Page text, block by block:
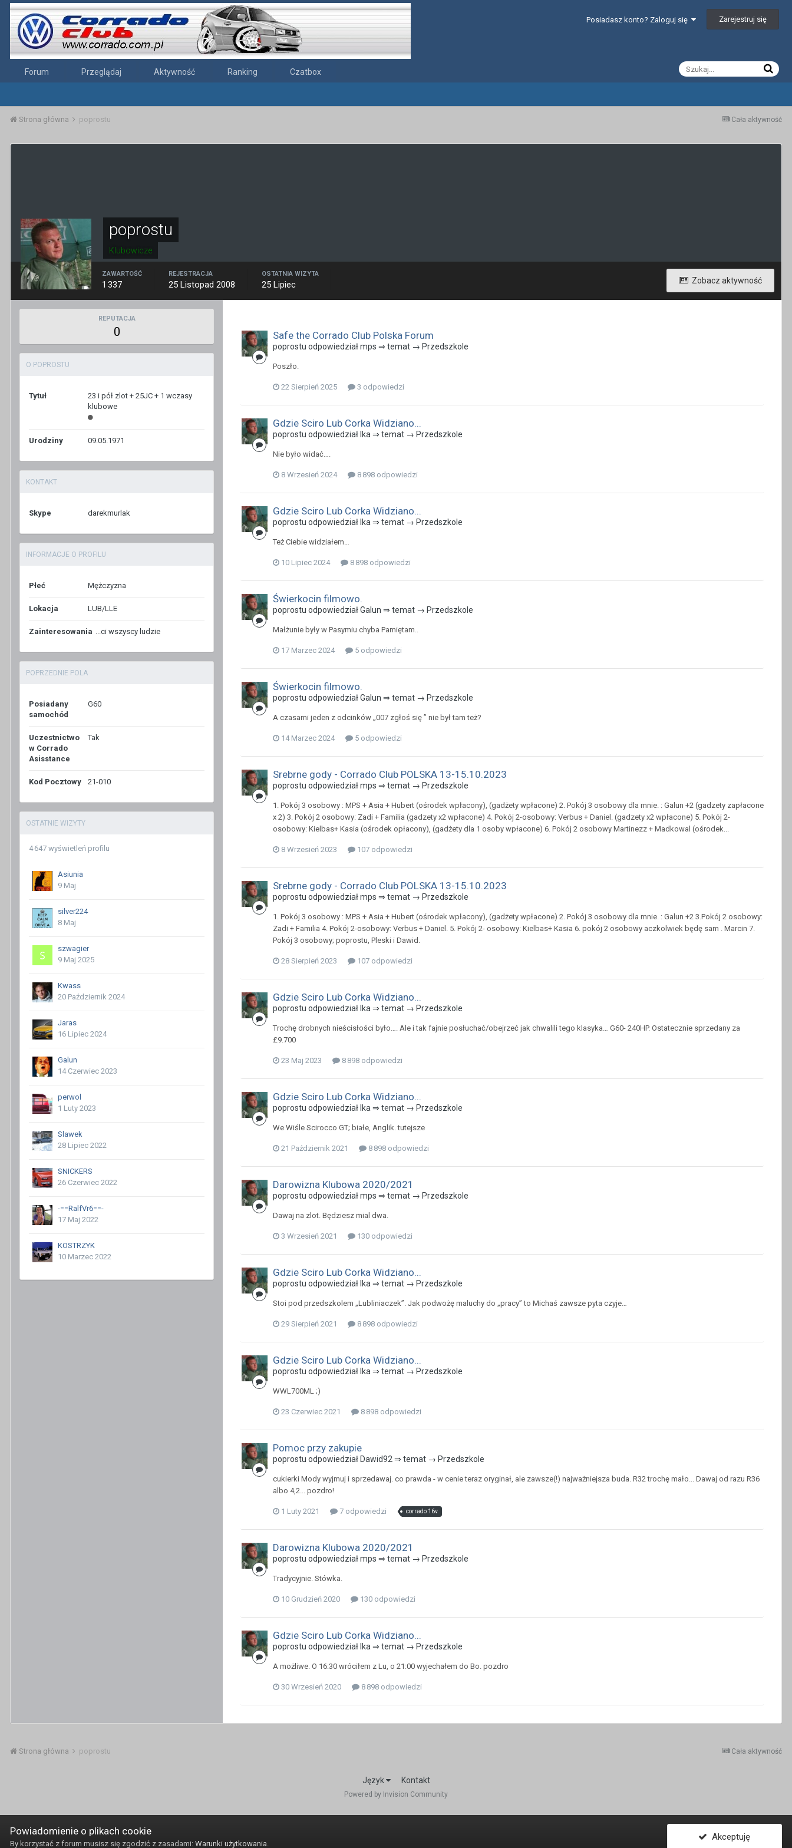
Posiadasz konto? Zaloguj się Zarejestruj się
Forum Przeglądaj Aktywność Ranking Czatbox
Cała aktywność
Strona główna poprostu
poprostu
Klubowicze
Zobacz aktywność
ZAWARTOŚĆ
1 337
REJESTRACJA
25 Listopad 2008
OSTATNIA WIZYTA
25 Lipiec
REPUTACJA
0
O POPROSTU
Tytuł
23 i pół zlot + 25JC + 1 wczasy
klubowe
Urodziny 09.05.1971
KONTAKT
Skype darekmurlak
INFORMACJE O PROFILU
Płeć Mężczyzna
Lokacja LUB/LLE
Zainteresowania ...ci wszyscy ludzie
POPRZEDNIE POLA
Posiadany
samochód
G60
Uczestnictwo
w Corrado
Asisstance
Tak
Kod Pocztowy 21-010
OSTATNIE WIZYTY
4 647 wyświetleń profilu
Asiunia
9 Maj
silver224
8 Maj
szwagier
9 Maj 2025
Kwass
20 Październik 2024
Jaras
16 Lipiec 2024
Galun
14 Czerwiec 2023
perwol
1 Luty 2023
Slawek
28 Lipiec 2022
SNICKERS
26 Czerwiec 2022
-==RalfVr6==-
17 Maj 2022
KOSTRZYK
10 Marzec 2022
Safe the Corrado Club Polska Forum
poprostu odpowiedział mps ⇒ temat → Przedszkole
Poszło.
22 Sierpień 2025 3 odpowiedzi
Gdzie Sciro Lub Corka Widziano...
poprostu odpowiedział Ika ⇒ temat → Przedszkole
Nie było widać….
8 Wrzesień 2024 8 898 odpowiedzi
Gdzie Sciro Lub Corka Widziano...
poprostu odpowiedział Ika ⇒ temat → Przedszkole
Też Ciebie widziałem…
10 Lipiec 2024 8 898 odpowiedzi
Świerkocin filmowo.
poprostu odpowiedział Galun ⇒ temat → Przedszkole
Małżunie były w Pasymiu chyba Pamiętam..
17 Marzec 2024 5 odpowiedzi
Świerkocin filmowo.
poprostu odpowiedział Galun ⇒ temat → Przedszkole
A czasami jeden z odcinków „007 zgłoś się ” nie był tam też?
14 Marzec 2024 5 odpowiedzi
Srebrne gody - Corrado Club POLSKA 13-15.10.2023
poprostu odpowiedział mps ⇒ temat → Przedszkole
1. Pokój 3 osobowy : MPS + Asia + Hubert (ośrodek wpłacony), (gadżety wpłacone) 2. Pokój 3 osobowy dla mnie. : Galun +2 (gadzety zapłacone
x 2) 3. Pokój 2 osobowy: Zadi + Familia (gadzety x2 wpłacone) 4. Pokój 2-osobowy: Verbus + Daniel. (gadzety x2 wpłacone) 5. Pokój 2-
osobowy: Kielbas+ Kasia (ośrodek opłacony), (gadżety dla 1 osoby wpłacone) 6. Pokój 2 osobowy Martinezz + Madkowal (ośrodek...
8 Wrzesień 2023 107 odpowiedzi
Srebrne gody - Corrado Club POLSKA 13-15.10.2023
poprostu odpowiedział mps ⇒ temat → Przedszkole
1. Pokój 3 osobowy : MPS + Asia + Hubert (ośrodek wpłacony), (gadżety wpłacone) 2. Pokój 3 osobowy dla mnie. : Galun +2 3.Pokój 2 osobowy:
Zadi + Familia 4. Pokój 2-osobowy: Verbus + Daniel. 5. Pokój 2- osobowy: Kielbas+ Kasia 6. pokój 2 osobowy aczkolwiek będę sam . Marcin 7.
Pokój 3 osobowy; poprostu, Pleski i Dawid.
28 Sierpień 2023 107 odpowiedzi
Gdzie Sciro Lub Corka Widziano...
poprostu odpowiedział Ika ⇒ temat → Przedszkole
Trochę drobnych nieścisłości było…. Ale i tak fajnie posłuchać/obejrzeć jak chwalili tego klasyka… G60- 240HP. Ostatecznie sprzedany za
£9.700
23 Maj 2023 8 898 odpowiedzi
Gdzie Sciro Lub Corka Widziano...
poprostu odpowiedział Ika ⇒ temat → Przedszkole
We Wiśle Scirocco GT; białe, Anglik. tutejsze
21 Październik 2021 8 898 odpowiedzi
Darowizna Klubowa 2020/2021
poprostu odpowiedział mps ⇒ temat → Przedszkole
Dawaj na zlot. Będziesz mial dwa.
3 Wrzesień 2021 130 odpowiedzi
Gdzie Sciro Lub Corka Widziano...
poprostu odpowiedział Ika ⇒ temat → Przedszkole
Stoi pod przedszkolem „Lubliniaczek”. Jak podwożę maluchy do „pracy” to Michaś zawsze pyta czyje…
29 Sierpień 2021 8 898 odpowiedzi
Gdzie Sciro Lub Corka Widziano...
poprostu odpowiedział Ika ⇒ temat → Przedszkole
WWL700ML ;)
23 Czerwiec 2021 8 898 odpowiedzi
Pomoc przy zakupie
poprostu odpowiedział Dawid92 ⇒ temat → Przedszkole
cukierki Mody wyjmuj i sprzedawaj. co prawda - w cenie teraz oryginał, ale zawsze(!) najważniejsza buda. R32 trochę mało... Dawaj od razu R36
albo 4,2... pozdro!
1 Luty 2021 7 odpowiedzi corrado 16v
Darowizna Klubowa 2020/2021
poprostu odpowiedział mps ⇒ temat → Przedszkole
Tradycyjnie. Stówka.
10 Grudzień 2020 130 odpowiedzi
Gdzie Sciro Lub Corka Widziano...
poprostu odpowiedział Ika ⇒ temat → Przedszkole
A możliwe. O 16:30 wróciłem z Lu, o 21:00 wyjechałem do Bo. pozdro
30 Wrzesień 2020 8 898 odpowiedzi
Cała aktywność
Strona główna poprostu
Język Kontakt
Powered by Invision Community
Powiadomienie o plikach cookie
By korzystać z forum musisz się zgodzić z zasadami: Warunki użytkowania.
Akceptuję